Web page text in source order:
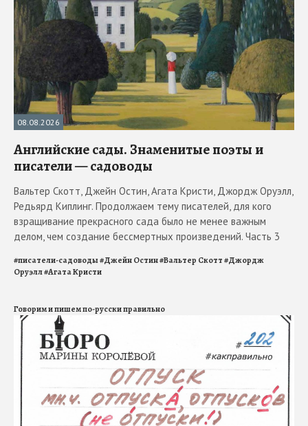
08.08.2026
Английские сады. Знаменитые поэты и
писатели — садоводы
Вальтер Скотт, Джейн Остин, Агата Кристи, Джордж Оруэлл,
Редьярд Киплинг. Продолжаем тему писателей, для кого
взращивание прекрасного сада было не менее важным
делом, чем создание бессмертных произведений. Часть 3
#писатели-садоводы#Джейн Остин#Вальтер Скотт#Джордж
Оруэлл#Агата Кристи
Говорим и пишем по-русски правильно